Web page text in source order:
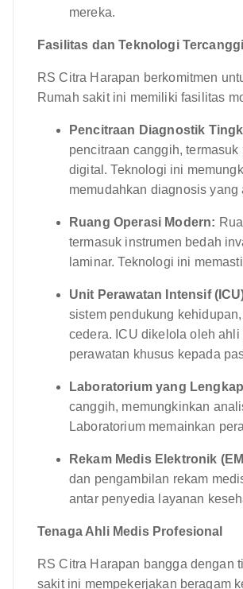
mereka.
Fasilitas dan Teknologi
RS Citra Harapan berkomitmen
Rumah sakit ini memiliki fasilitas
Pencitraan Diagnostik
pencitraan canggih,
digital. Teknologi ini
memudahkan diagnosis yang
Ruang Operasi Modern:
termasuk instrumen bedah
laminar. Teknologi ini
Unit Perawatan Intensif
sistem pendukung
cedera. ICU dikelola oleh
perawatan khusus kepada
Laboratorium yang
canggih, memungkinkan
Laboratorium memainkan
Rekam Medis Elektronik
dan pengambilan rekam
antar penyedia layanan
Tenaga Ahli Medis Profesional
RS Citra Harapan bangga dengan
sakit ini mempekerjakan beragam